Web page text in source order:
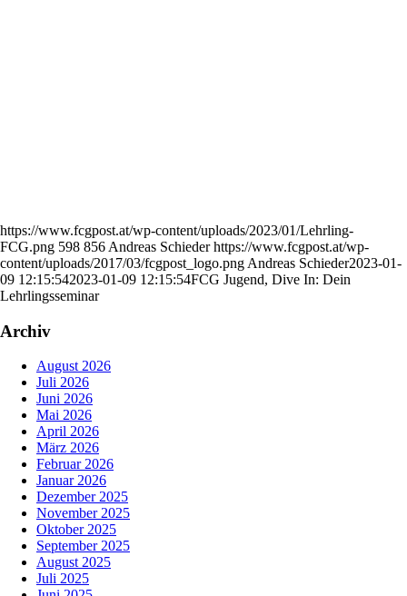
https://www.fcgpost.at/wp-content/uploads/2023/01/Lehrling-
FCG.png 598 856 Andreas Schieder https://www.fcgpost.at/wp-
content/uploads/2017/03/fcgpost_logo.png Andreas Schieder2023-01-
09 12:15:542023-01-09 12:15:54FCG Jugend, Dive In: Dein
Lehrlingsseminar
Archiv
August 2026
Juli 2026
Juni 2026
Mai 2026
April 2026
März 2026
Februar 2026
Januar 2026
Dezember 2025
November 2025
Oktober 2025
September 2025
August 2025
Juli 2025